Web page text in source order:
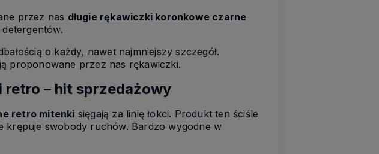
przez nas długie rękawiczki koronkowe czarne
o każdy, nawet najmniejszy szczegół.
proponowane przez nas rękawiczki.
retro – hit sprzedażowy
retro mitenki sięgają za linię łokci. Produkt ten ściśle
krępuje swobody ruchów. Bardzo wygodne w